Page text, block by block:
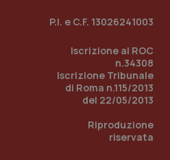
P.I. e C.F. 13026241003
Iscrizione al ROC
n.34308
Iscrizione Tribunale
di Roma n.115/2013
del 22/05/2013
Riproduzione
riservata